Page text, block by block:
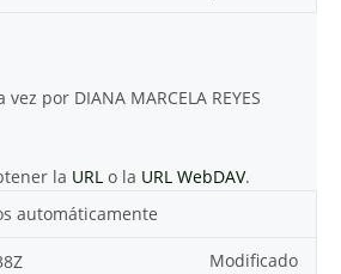
por DIANA MARCELA REYES
la URL o la URL WebDAV.
automáticamente
Modificado